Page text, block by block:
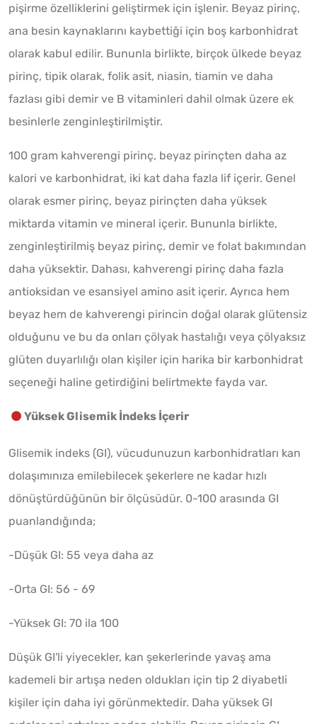
pişirme özelliklerini geliştirmek için işlenir. Beyaz pirinç,
ana besin kaynaklarını kaybettiği için boş karbonhidrat
olarak kabul edilir. Bununla birlikte, birçok ülkede beyaz
pirinç, tipik olarak, folik asit, niasin, tiamin ve daha
fazlası gibi demir ve B vitaminleri dahil olmak üzere ek
besinlerle zenginleştirilmiştir.
100 gram kahverengi pirinç, beyaz pirinçten daha az
kalori ve karbonhidrat, iki kat daha fazla lif içerir. Genel
olarak esmer pirinç, beyaz pirinçten daha yüksek
miktarda vitamin ve mineral içerir. Bununla birlikte,
zenginleştirilmiş beyaz pirinç, demir ve folat bakımından
daha yüksektir. Dahası, kahverengi pirinç daha fazla
antioksidan ve esansiyel amino asit içerir. Ayrıca hem
beyaz hem de kahverengi pirincin doğal olarak glütensiz
olduğunu ve bu da onları çölyak hastalığı veya çölyaksız
glüten duyarlılığı olan kişiler için harika bir karbonhidrat
seçeneği haline getirdiğini belirtmekte fayda var.
Yüksek Glisemik İndeks İçerir
Glisemik indeks (GI), vücudunuzun karbonhidratları kan
dolaşımınıza emilebilecek şekerlere ne kadar hızlı
dönüştürdüğünün bir ölçüsüdür. 0-100 arasında GI
puanlandığında;
-Düşük GI: 55 veya daha az
-Orta GI: 56 - 69
-Yüksek GI: 70 ila 100
Düşük GI'li yiyecekler, kan şekerlerinde yavaş ama
kademeli bir artışa neden oldukları için tip 2 diyabetli
kişiler için daha iyi görünmektedir. Daha yüksek GI